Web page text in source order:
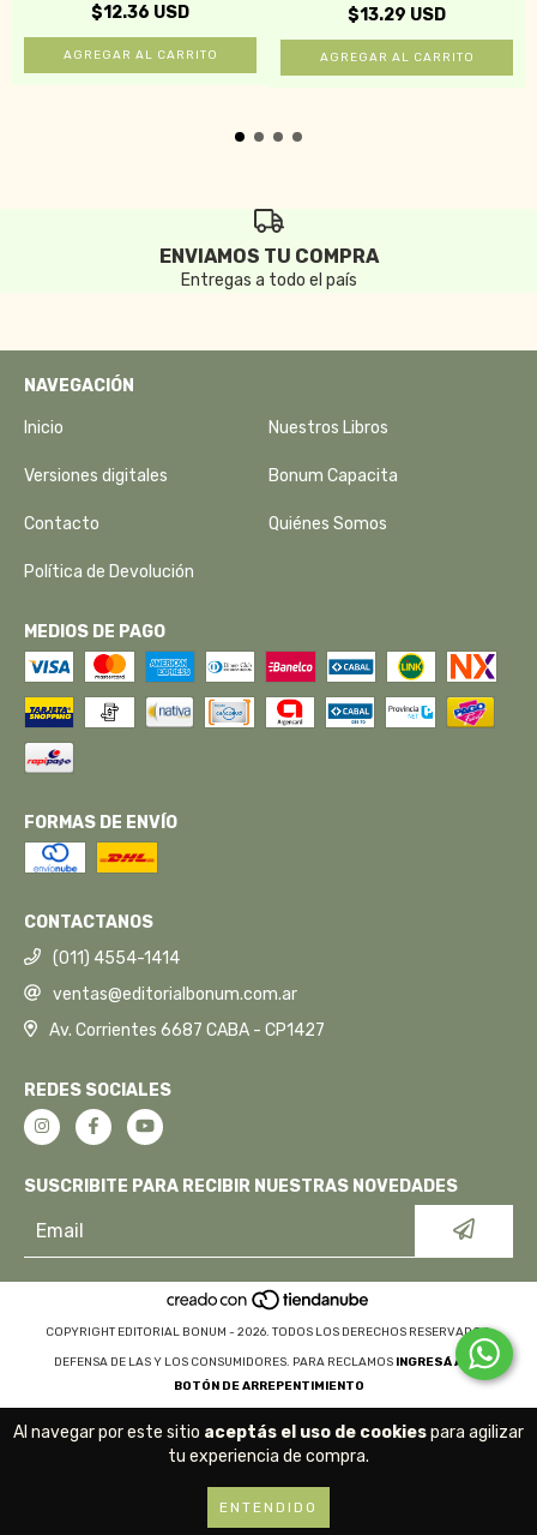
Al navegar por este sitio aceptás el uso de cookiespara agilizar
tu experiencia de compra.
ENTENDIDO
$12.36 USD $13.29 USD
ENVIAMOS TU COMPRA
Entregas a todo el país
NAVEGACIÓN
Inicio Nuestros Libros
Versiones digitales Bonum Capacita
Contacto Quiénes Somos
Política de Devolución
MEDIOS DE PAGO
FORMAS DE ENVÍO
CONTACTANOS
(011) 4554-1414
ventas@editorialbonum.com.ar
Av. Corrientes 6687 CABA - CP1427
REDES SOCIALES
SUSCRIBITE PARA RECIBIR NUESTRAS NOVEDADES
COPYRIGHT EDITORIAL BONUM - 2026. TODOS LOS DERECHOS RESERVADOS.
DEFENSA DE LAS Y LOS CONSUMIDORES. PARA RECLAMOS INGRESÁ ACÁ.
BOTÓN DE ARREPENTIMIENTO